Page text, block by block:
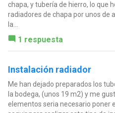
chapa, y tubería de hierro, lo que
radiadores de chapa por unos de
la...
1 respuesta
Instalación radiador
Me han dejado preparados los
la bodega, (unos 19 m2) y me
elementos seria necesario poner